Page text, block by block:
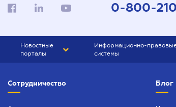
0-800-
Новостные
порталы
БИЗНЕС
Информационно-
системы
Сотрудничество Блог